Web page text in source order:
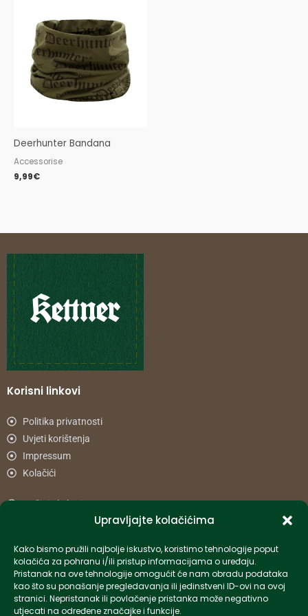
Upravljajte kolačićima
Kako bismo pružili najbolje iskustvo, koristimo tehnologije poput
kolačića za pohranu i/ili pristup informacijama o uređaju.
Pristanak na ove tehnologije omogućit će nam obradu podataka
kao što su ponašanje pregledavanja ili jedinstveni ID-ovi na ovoj
stranici. Nepristanak ili povlačenje pristanka može negativno
utjecati na određene značajke i funkcije.
Deerhunter Bandana
Accessorise
9,99€
Korisni linkovi
Politika privatnosti
Uvjeti korištenja
Impressum
Kolačići
Načini plaćanja
Informacije
info-hr@kettner.com